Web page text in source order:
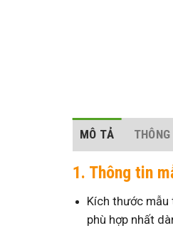
MÔ TẢ
1. Thông tin
Kích thước
phù hợp nhất